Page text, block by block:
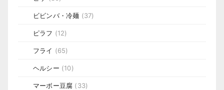
ビビンバ・冷麺 (37)
ピラフ (12)
フライ (65)
ヘルシー (10)
マーボー豆腐 (33)